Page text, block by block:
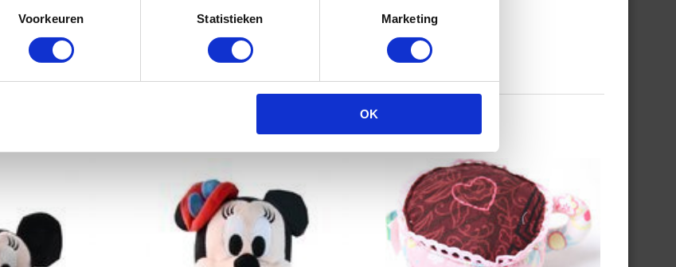
Voorkeuren Statistieken Marketing
OK